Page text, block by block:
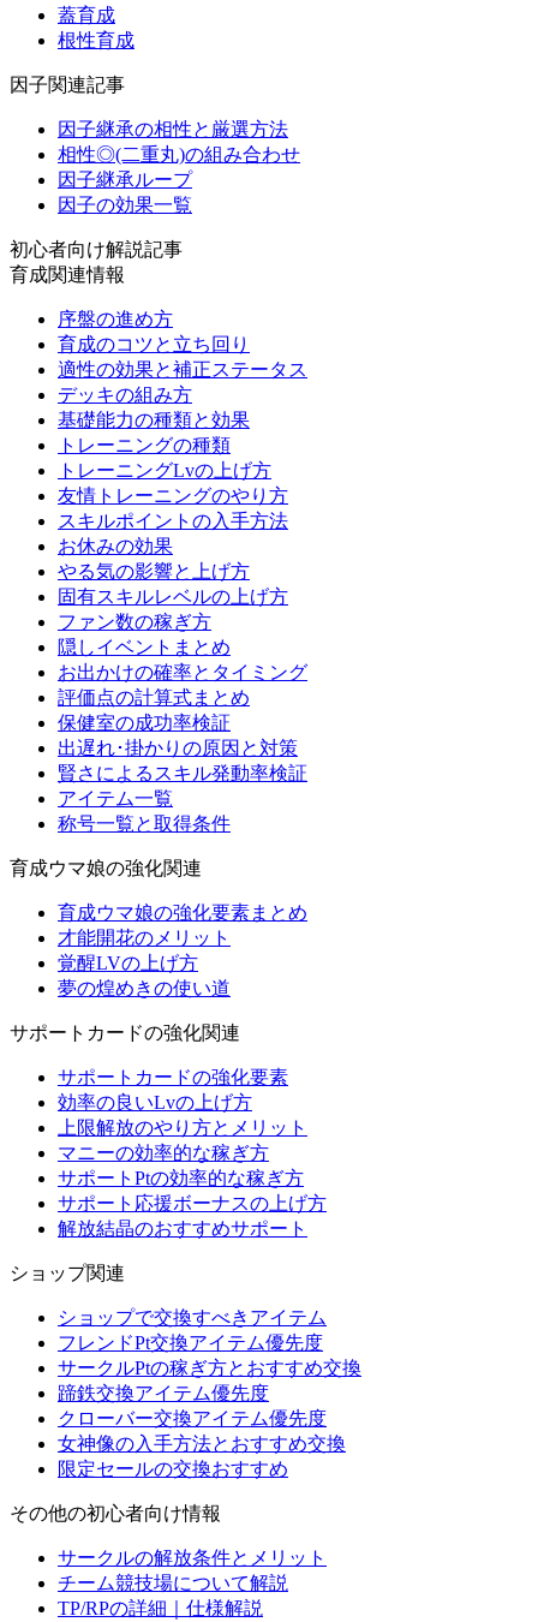
蓋育成
根性育成
因子関連記事
因子継承の相性と厳選方法
相性◎(二重丸)の組み合わせ
因子継承ループ
因子の効果一覧
初心者向け解説記事
育成関連情報
序盤の進め方
育成のコツと立ち回り
適性の効果と補正ステータス
デッキの組み方
基礎能力の種類と効果
トレーニングの種類
トレーニングLvの上げ方
友情トレーニングのやり方
スキルポイントの入手方法
お休みの効果
やる気の影響と上げ方
固有スキルレベルの上げ方
ファン数の稼ぎ方
隠しイベントまとめ
お出かけの確率とタイミング
評価点の計算式まとめ
保健室の成功率検証
出遅れ･掛かりの原因と対策
賢さによるスキル発動率検証
アイテム一覧
称号一覧と取得条件
育成ウマ娘の強化関連
育成ウマ娘の強化要素まとめ
才能開花のメリット
覚醒LVの上げ方
夢の煌めきの使い道
サポートカードの強化関連
サポートカードの強化要素
効率の良いLvの上げ方
上限解放のやり方とメリット
マニーの効率的な稼ぎ方
サポートPtの効率的な稼ぎ方
サポート応援ボーナスの上げ方
解放結晶のおすすめサポート
ショップ関連
ショップで交換すべきアイテム
フレンドPt交換アイテム優先度
サークルPtの稼ぎ方とおすすめ交換
蹄鉄交換アイテム優先度
クローバー交換アイテム優先度
女神像の入手方法とおすすめ交換
限定セールの交換おすすめ
その他の初心者向け情報
サークルの解放条件とメリット
チーム競技場について解説
TP/RPの詳細｜仕様解説